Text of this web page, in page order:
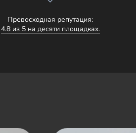
Превосходная репутация:
4.8 из 5 на десяти площадках.